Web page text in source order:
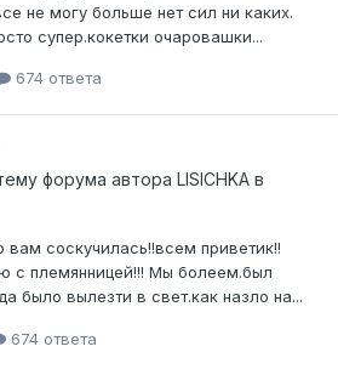
не могу больше нет сил ни каких.
супер.кокетки очаровашки...
674 ответа
форума автора LISICHKA в
вам соскучилась!!всем приветик!!
с племянницей!!! Мы болеем.был
было вылезти в свет.как назло на...
674 ответа